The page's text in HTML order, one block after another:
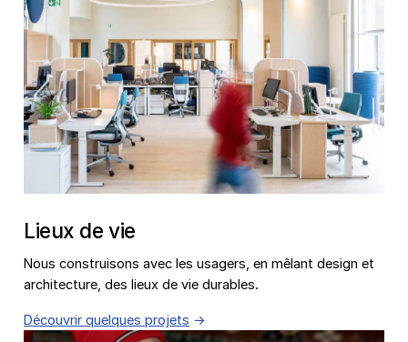
Lieux de vie
Nous construisons avec les usagers, en mêlant design et
architecture, des lieux de vie durables.
Découvrir quelques projets